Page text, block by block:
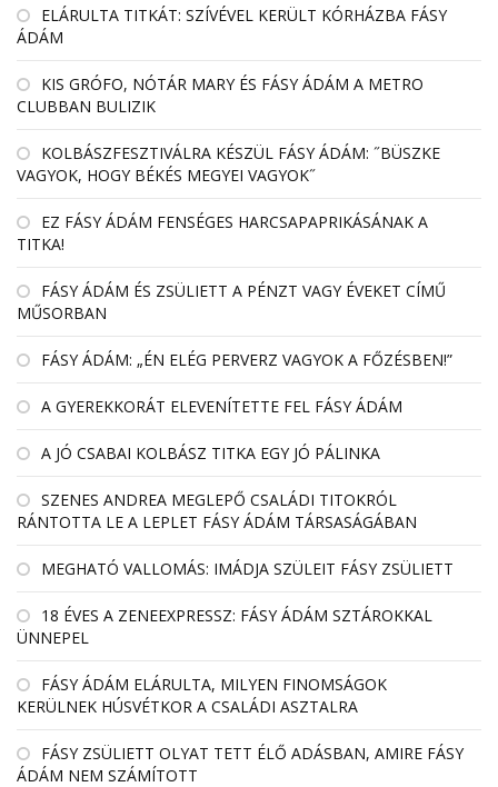
EL­ÁRULTA TIT­KÁT: SZÍ­VÉ­VEL KE­RÜLT KÓR­HÁZBA FÁSY
ÁDÁM
KIS GRÓFO, NÓTÁR MARY ÉS FÁSY ÁDÁM A METRO
CLUBBAN BULIZIK
KOLBÁSZFESZTIVÁLRA KÉSZÜL FÁSY ÁDÁM: ˝BÜSZKE
VAGYOK, HOGY BÉKÉS MEGYEI VAGYOK˝
EZ FÁSY ÁDÁM FENSÉGES HARCSAPAPRIKÁSÁNAK A
TITKA!
FÁSY ÁDÁM ÉS ZSÜLIETT A PÉNZT VAGY ÉVEKET CÍMŰ
MŰSORBAN
FÁSY ÁDÁM: „ÉN ELÉG PERVERZ VAGYOK A FŐZÉSBEN!”
A GYEREKKORÁT ELEVENÍTETTE FEL FÁSY ÁDÁM
A JÓ CSABAI KOLBÁSZ TITKA EGY JÓ PÁLINKA
SZENES ANDREA MEGLEPŐ CSALÁDI TITOKRÓL
RÁNTOTTA LE A LEPLET FÁSY ÁDÁM TÁRSASÁGÁBAN
MEGHATÓ VALLOMÁS: IMÁDJA SZÜLEIT FÁSY ZSÜLIETT
18 ÉVES A ZENEEXPRESSZ: FÁSY ÁDÁM SZTÁROKKAL
ÜNNEPEL
FÁSY ÁDÁM ELÁRULTA, MILYEN FINOMSÁGOK
KERÜLNEK HÚSVÉTKOR A CSALÁDI ASZTALRA
FÁSY ZSÜLIETT OLYAT TETT ÉLŐ ADÁSBAN, AMIRE FÁSY
ÁDÁM NEM SZÁMÍTOTT